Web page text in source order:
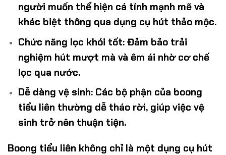
người muốn thể hiện cá tính mạnh mẽ và
khác biệt thông qua dụng cụ hút thảo mộc.
Chức năng lọc khói tốt: Đảm bảo trải
nghiệm hút mượt mà và êm ái nhờ cơ chế
lọc qua nước.
Dễ dàng vệ sinh: Các bộ phận của boong
tiểu liên thường dễ tháo rời, giúp việc vệ
sinh trở nên thuận tiện.
Boong tiểu liên không chỉ là một dụng cụ hút